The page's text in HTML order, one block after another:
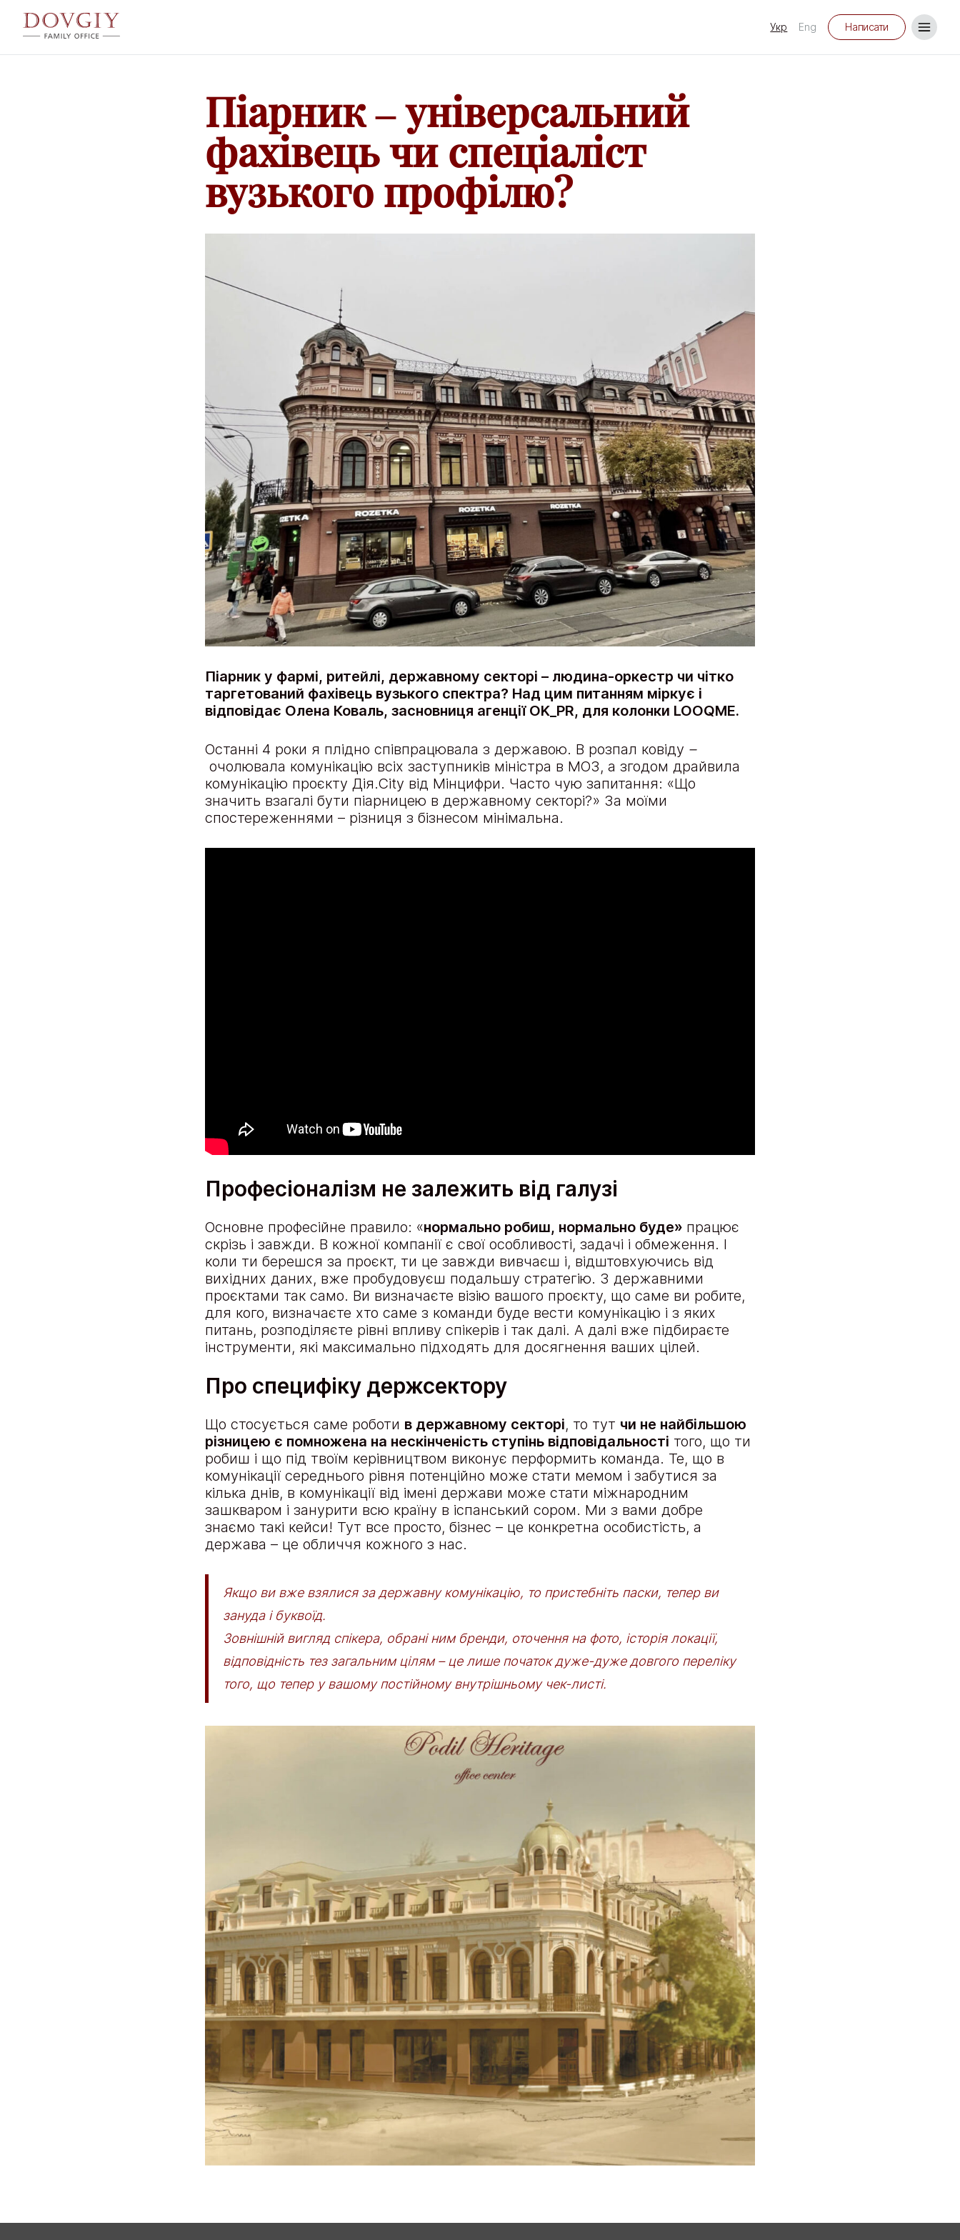
Укр Eng Написати
Піарник – універсальний
фахівець чи спеціаліст
вузького профілю?
Піарник у фармі, ритейлі, державному секторі – людина-оркестр чи чітко
таргетований фахівець вузького спектра? Над цим питанням міркує і
відповідає Олена Коваль, засновниця агенції OK_PR, для колонки LOOQME.
Останні 4 роки я плідно співпрацювала з державою. В розпал ковіду –
очолювала комунікацію всіх заступників міністра в МОЗ, а згодом драйвила
комунікацію проєкту Дія.City від Мінцифри. Часто чую запитання: «Що
значить взагалі бути піарницею в державному секторі?» За моїми
спостереженнями – різниця з бізнесом мінімальна.
Професіоналізм не залежить від галузі
Основне професійне правило: «нормально робиш, нормально буде» працює
скрізь і завжди. В кожної компанії є свої особливості, задачі і обмеження. І
коли ти берешся за проєкт, ти це завжди вивчаєш і, відштовхуючись від
вихідних даних, вже пробудовуєш подальшу стратегію. З державними
проєктами так само. Ви визначаєте візію вашого проєкту, що саме ви робите,
для кого, визначаєте хто саме з команди буде вести комунікацію і з яких
питань, розподіляєте рівні впливу спікерів і так далі. А далі вже підбираєте
інструменти, які максимально підходять для досягнення ваших цілей.
Про специфіку держсектору
Що стосується саме роботи в державному секторі, то тут чи не найбільшою
різницею є помножена на нескінченість ступінь відповідальності того, що ти
робиш і що під твоїм керівництвом виконує перформить команда. Те, що в
комунікації середнього рівня потенційно може стати мемом і забутися за
кілька днів, в комунікації від імені держави може стати міжнародним
зашкваром і занурити всю країну в іспанський сором. Ми з вами добре
знаємо такі кейси! Тут все просто, бізнес – це конкретна особистість, а
держава – це обличчя кожного з нас.
Якщо ви вже взялися за державну комунікацію, то пристебніть паски, тепер ви
зануда і буквоїд.
Зовнішній вигляд спікера, обрані ним бренди, оточення на фото, історія локації,
відповідність тез загальним цілям – це лише початок дуже-дуже довгого переліку
того, що тепер у вашому постійному внутрішньому чек-листі.